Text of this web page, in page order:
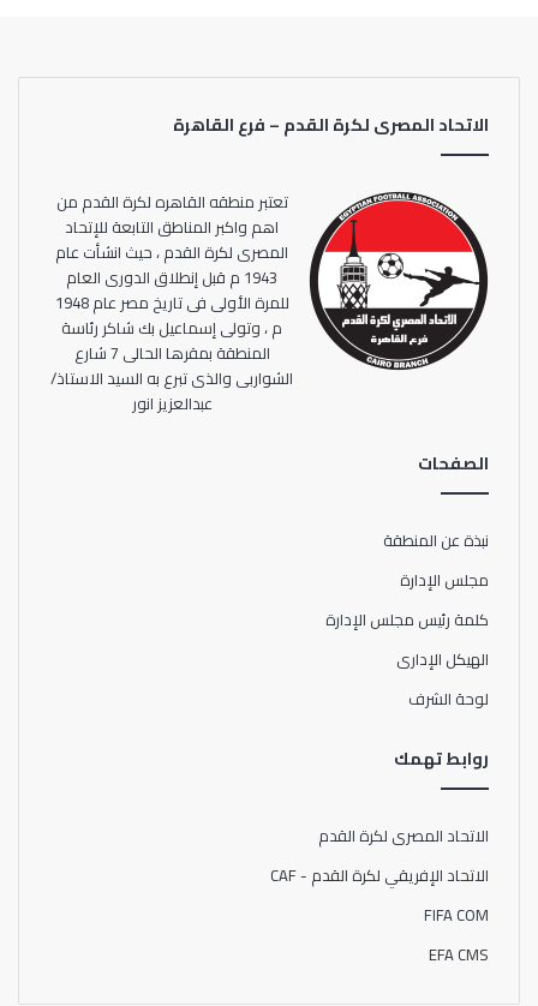
بها الكرة المصرية
الاتحاد المصرى لكرة القدم – فرع القاهرة
تعتبر منطقه القاهره لكرة القدم من
اهم واكبر المناطق التابعة للإتحاد
المصرى لكرة القدم ، حيث انشأت عام
1943 م قبل إنطلاق الدورى العام
للمرة الأولى فى تاريخ مصر عام 1948
م ، وتولى إسماعيل بك شاكر رئاسة
المنطقة بمقرها الحالى 7 شارع
الشواربى والذى تبرع به السيد الاستاذ/
عبدالعزيز انور
الصفحات
نبذة عن المنطقة
مجلس الإدارة
كلمة رئيس مجلس الإدارة
الهيكل الإدارى
لوحة الشرف
روابط تهمك
الاتحاد المصرى لكرة القدم
الاتحاد الإفريقي لكرة القدم - CAF
FIFA COM
EFA CMS